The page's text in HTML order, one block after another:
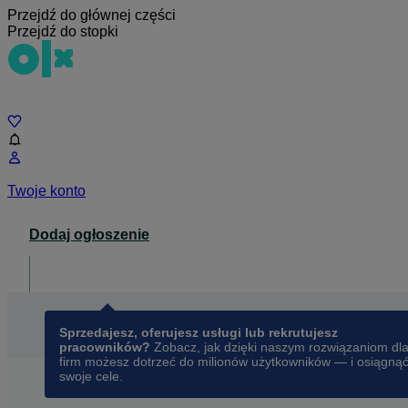
Przejdź do głównej części
Przejdź do stopki
Twoje konto
Dodaj ogłoszenie
Sprzedajesz, oferujesz usługi lub rekrutujesz
pracowników? Zobacz, jak dzięki naszym rozwiązaniom dla
firm możesz dotrzeć do milionów użytkowników — i osiągnąć
swoje cele.